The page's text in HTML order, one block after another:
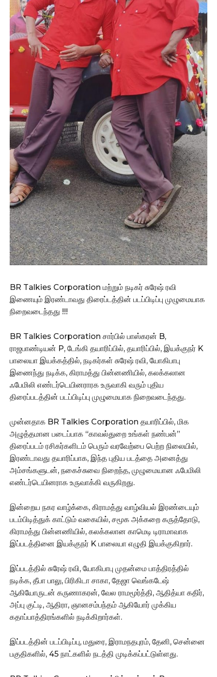
BR Talkies Corporation மற்றும் நடிகர் சுரேஷ் ரவி
இணையும் இரண்டாவது திரைப்டத்தின் படப்பிடிப்பு முழுமையாக
நிறைவடைந்தது !!!
BR Talkies Corporation சார்பில் பாஸ்கரன் B,
ராஜபாண்டியன் P, டேங்கி தயாரிப்பில், தயாரிப்பில், இயக்குநர் K
பாலையா இயக்கத்தில், நடிகர்கள் சுரேஷ் ரவி, யோகிபாபு
இணைந்து நடிக்க, கிராமத்து பின்னணியில், கலக்கலான
ஃபேமிலி எண்டர்டெயினராரக உருவாகி வரும் புதிய
திரைப்படத்தின் படப்பிடிப்பு முழுமையாக நிறைவடைந்தது.
முன்னதாக BR Talkies Corporation தயாரிப்பில், மிக
அழுத்தமான படைப்பாக “காவல்துறை உங்கள் நண்பன்”
திரைப்படம் ரசிகர்களிடம் பெரும் வரவேற்பை பெற்ற நிலையில்,
இரண்டாவது தயாரிப்பாக, இந்த புதிய படத்தை அனைத்து
அம்சங்களுடன், நகைச்சுவை நிறைந்த, முழுமையான ஃபேமிலி
எண்டர்டெயினராக உருவாக்கி வருகிறது.
இன்றைய நகர வாழ்க்கை, கிராமத்து வாழ்வியல் இரண்டையும்
படம்பிடித்துக் காட்டும் வகையில், சமூக அக்கறை கருத்தோடு,
கிராமத்து பின்னணியில், கலக்கலான காமெடி டிராமாவாக
இப்படத்தினை இயக்குநர் K பாலையா எழுதி இயக்குகிறார்.
இப்படத்தில் சுரேஷ் ரவி, யோகிபாபு முதன்மை பாத்திரத்தில்
நடிக்க, தீபா பாலு, பிரிகிடா சாகா, தேஜா வெங்கடேஷ்
ஆகியோருடன் கருணாகரன், வேல ராமமூர்த்தி, ஆதித்யா கதிர்,
அப்பு குட்டி, ஆதிரா, ஞானசம்பந்தம் ஆகியோர் முக்கிய
கதாப்பாத்திரங்களில் நடிக்கிறார்கள்.
இப்படத்தின் படப்பிடிப்பு, மதுரை, இராமநதபுரம், தேனி, சென்னை
பகுதிகளில், 45 நாட்களில் நடத்தி முடிக்கப்பட்டுள்ளது.